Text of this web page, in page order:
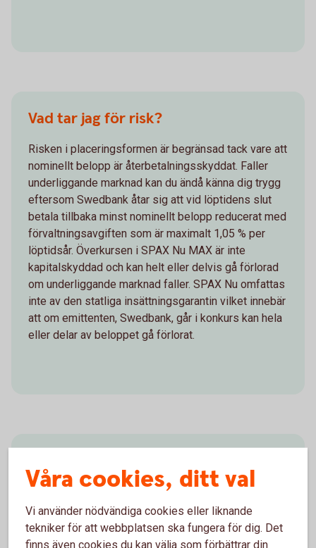
Vad tar jag för risk?
Risken i placeringsformen är begränsad tack vare att
nominellt belopp är återbetalningsskyddat. Faller
underliggande marknad kan du ändå känna dig trygg
eftersom Swedbank åtar sig att vid löptidens slut
betala tillbaka minst nominellt belopp reducerat med
förvaltningsavgiften som är maximalt 1,05 % per
löptidsår. Överkursen i SPAX Nu MAX är inte
kapitalskyddad och kan helt eller delvis gå förlorad
om underliggande marknad faller. SPAX Nu omfattas
inte av den statliga insättningsgarantin vilket innebär
att om emittenten, Swedbank, går i konkurs kan hela
eller delar av beloppet gå förlorat.
Avkastningen på en SPAX Nu beror bland annat på
värdeutvecklingen på den underliggande marknad
produkten är kopplad till (till exempel aktier,
aktieindex eller råvaror) samt deltagandegraden.
Våra cookies, ditt val
Vi använder nödvändiga cookies eller liknande
tekniker för att webbplatsen ska fungera för dig. Det
finns även cookies du kan välja som förbättrar din